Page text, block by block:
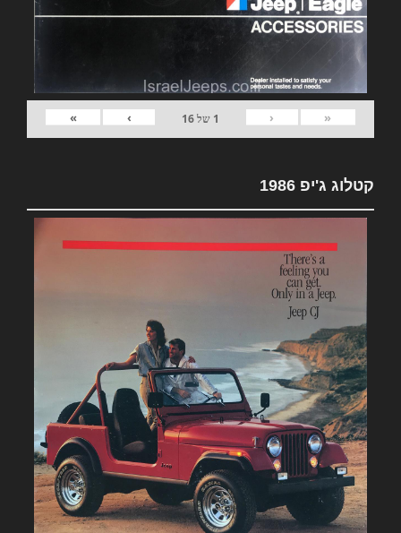
«
‹
1 של16
›
»
קטלוג ג'יפ 1986